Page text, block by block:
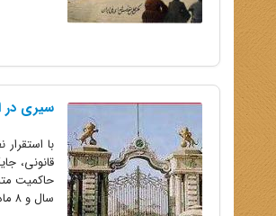
سیری در
با
حاکمیت
سال و ۸ ماه فعالیت با گلوله توپ نیروی قزاق...